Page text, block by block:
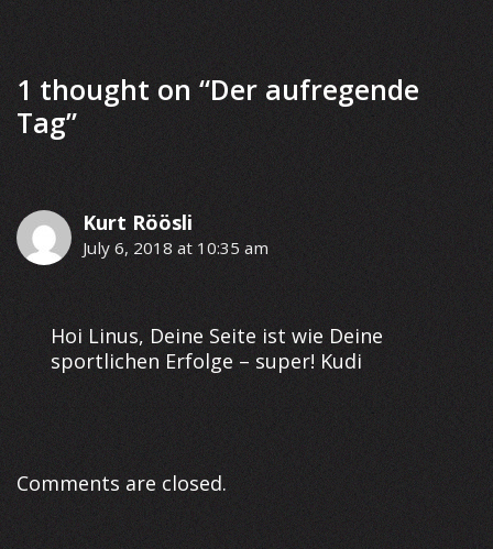
1 thought on “Der aufregende
Tag”
Kurt Röösli
July 6, 2018 at 10:35 am
Hoi Linus, Deine Seite ist wie Deine
sportlichen Erfolge – super! Kudi
Comments are closed.